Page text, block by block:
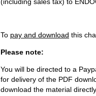
To pay and download this
Please note:
You will be directed to a
for delivery of the PDF
download the material